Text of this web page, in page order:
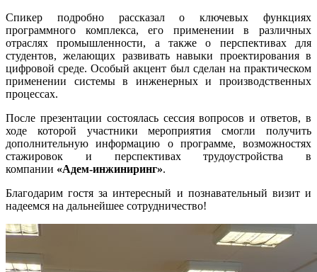
Спикер подробно рассказал о ключевых функциях
программного комплекса, его применении в различных
отраслях промышленности, а также о перспективах для
студентов, желающих развивать навыки проектирования в
цифровой среде. Особый акцент был сделан на практическом
применении системы в инженерных и производственных
процессах.
После презентации состоялась сессия вопросов и ответов, в
ходе которой участники мероприятия смогли получить
дополнительную информацию о программе, возможностях
стажировок и перспективах трудоустройства в
компании «Адем-инжиниринг».
Благодарим гостя за интересный и познавательный визит и
надеемся на дальнейшее сотрудничество!